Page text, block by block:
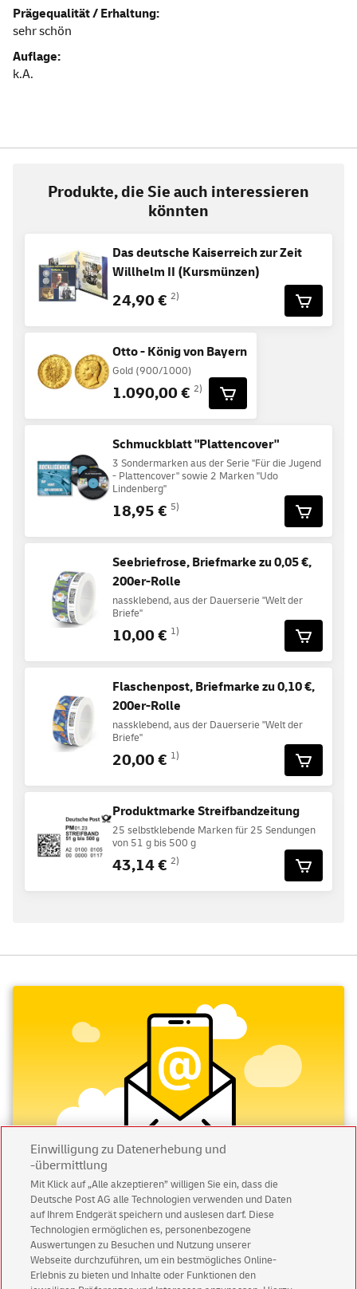
Prägequalität / Erhaltung:
sehr schön
Auflage:
k.A.
Produkte, die Sie auch interessieren
könnten
Das deutsche Kaiserreich zur Zeit
Willhelm II (Kursmünzen)
24,90 € 2)
Otto - König von Bayern
Gold (900/1000)
1.090,00 € 2)
Schmuckblatt "Plattencover"
3 Sondermarken aus der Serie "Für die Jugend
- Plattencover" sowie 2 Marken "Udo
Lindenberg"
18,95 € 5)
Seebriefrose, Briefmarke zu 0,05 €,
200er-Rolle
nassklebend, aus der Dauerserie "Welt der
Briefe"
10,00 € 1)
Flaschenpost, Briefmarke zu 0,10 €,
200er-Rolle
nassklebend, aus der Dauerserie "Welt der
Briefe"
20,00 € 1)
Produktmarke Streifbandzeitung
25 selbstklebende Marken für 25 Sendungen
von 51 g bis 500 g
43,14 € 2)
Abonnieren Sie unseren Newsletter
Immer informiert über exklusive Angebote und
Aktionen - jetzt mit Vorteil
Privatkundensichern sich einen5 € Gutschein
Einwilligung zu Datenerhebung und
-übermittlung
Mit Klick auf „Alle akzeptieren” willigen Sie ein, dass die
Deutsche Post AG alle Technologien verwenden und Daten
auf Ihrem Endgerät speichern und auslesen darf. Diese
Technologien ermöglichen es, personenbezogene
Auswertungen zu Besuchen und Nutzung unserer
Webseite durchzuführen, um ein bestmögliches Online-
Erlebnis zu bieten und Inhalte oder Funktionen den